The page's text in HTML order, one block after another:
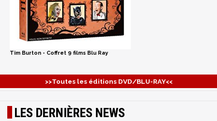
Tim Burton - Coffret 9 films Blu Ray
>>Toutes les éditions DVD/BLU-RAY<<
LES DERNIÈRES NEWS